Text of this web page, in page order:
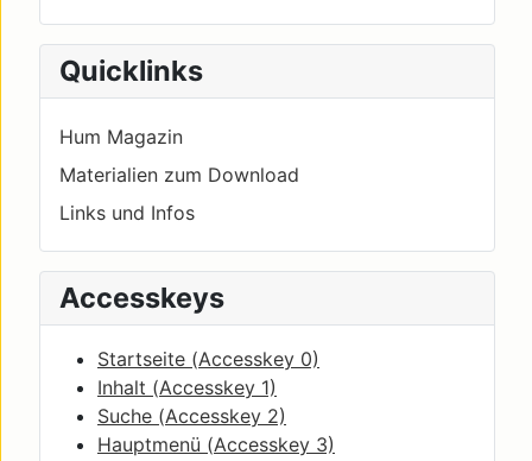
Quicklinks
Hum Magazin
Materialien zum Download
Links und Infos
Accesskeys
Startseite (Accesskey 0)
Inhalt (Accesskey 1)
Suche (Accesskey 2)
Hauptmenü (Accesskey 3)